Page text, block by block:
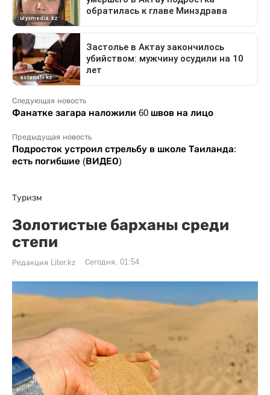
Следующая новость
Фанатке загара наложили 60 швов на лицо
Предыдущая новость
Подросток устроил стрельбу в школе Таиланда:
есть погибшие (ВИДЕО)
Туризм
Золотистые барханы среди
степи
Редакция Liter.kz Сегодня, 01:54